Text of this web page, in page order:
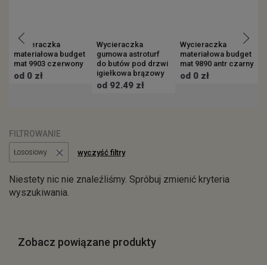
Wycieraczka
materiałowa budget
mat 9903 czerwony
od 0 zł
Wycieraczka
gumowa astroturf
do butów pod drzwi
igiełkowa brązowy
od 92.49 zł
Wycieraczka
materiałowa budget
mat 9890 antr czarny
od 0 zł
FILTROWANIE
Łososiowy wyczyść filtry
Niestety nic nie znaleźliśmy. Spróbuj zmienić kryteria
wyszukiwania.
Zobacz powiązane produkty